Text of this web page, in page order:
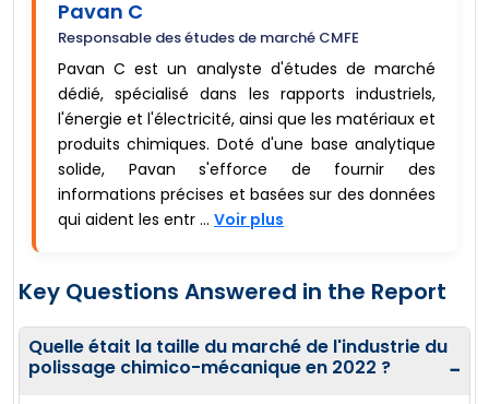
Pavan C
Responsable des études de marché CMFE
Pavan C est un analyste d'études de marché
dédié, spécialisé dans les rapports industriels,
l'énergie et l'électricité, ainsi que les matériaux et
produits chimiques. Doté d'une base analytique
solide, Pavan s'efforce de fournir des
informations précises et basées sur des données
qui aident les entr ... Voir plus
Key Questions Answered in the Report
Quelle était la taille du marché de l'industrie du
polissage chimico-mécanique en 2022 ?
−